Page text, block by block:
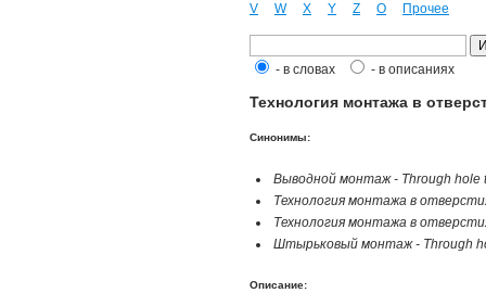
V
W X Y Z О Прочее
- в словах - в описаниях
Технология монтажа в
Синонимы:
Выводной монтаж - Through hole
Технология монтажа в
Технология монтажа в
Штырьковый монтаж - Through
Описание: